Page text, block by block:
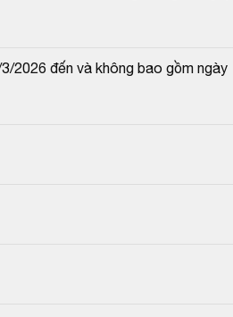
2026 đến và không bao gồm ngày